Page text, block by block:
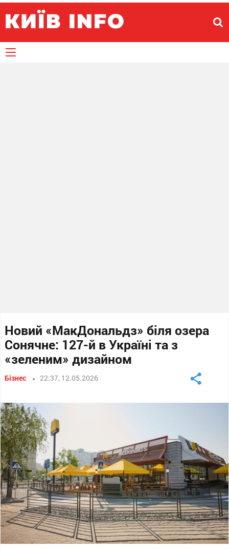
Новий «МакДональдз» біля озера
Сонячне: 127-й в Україні та з
«зеленим» дизайном
Бізнес 22:37, 12.05.2026